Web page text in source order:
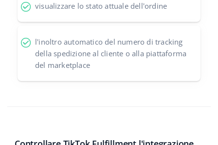
visualizzare lo stato attuale dell'ordine
l'inoltro automatico del numero di tracking
della spedizione al cliente o alla piattaforma
del marketplace